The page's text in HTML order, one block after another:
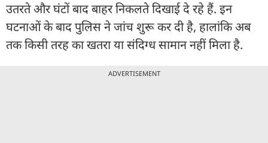
उतरते और घंटों बाद बाहर निकलते दिखाई दे रहे हैं. इन
घटनाओं के बाद पुलिस ने जांच शुरू कर दी है, हालांकि अब
तक किसी तरह का खतरा या संदिग्ध सामान नहीं मिला है.
ADVERTISEMENT